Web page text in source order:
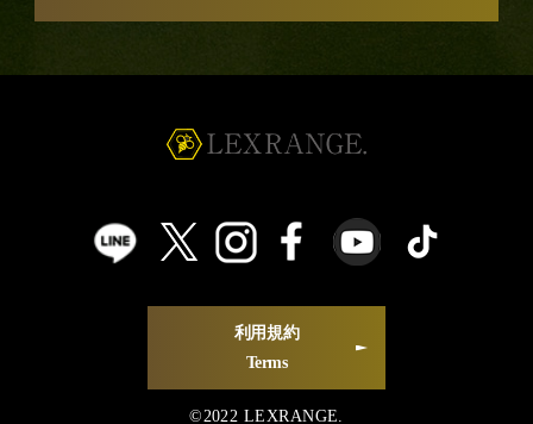
©2022 LEXRANGE.
利用規約
Terms